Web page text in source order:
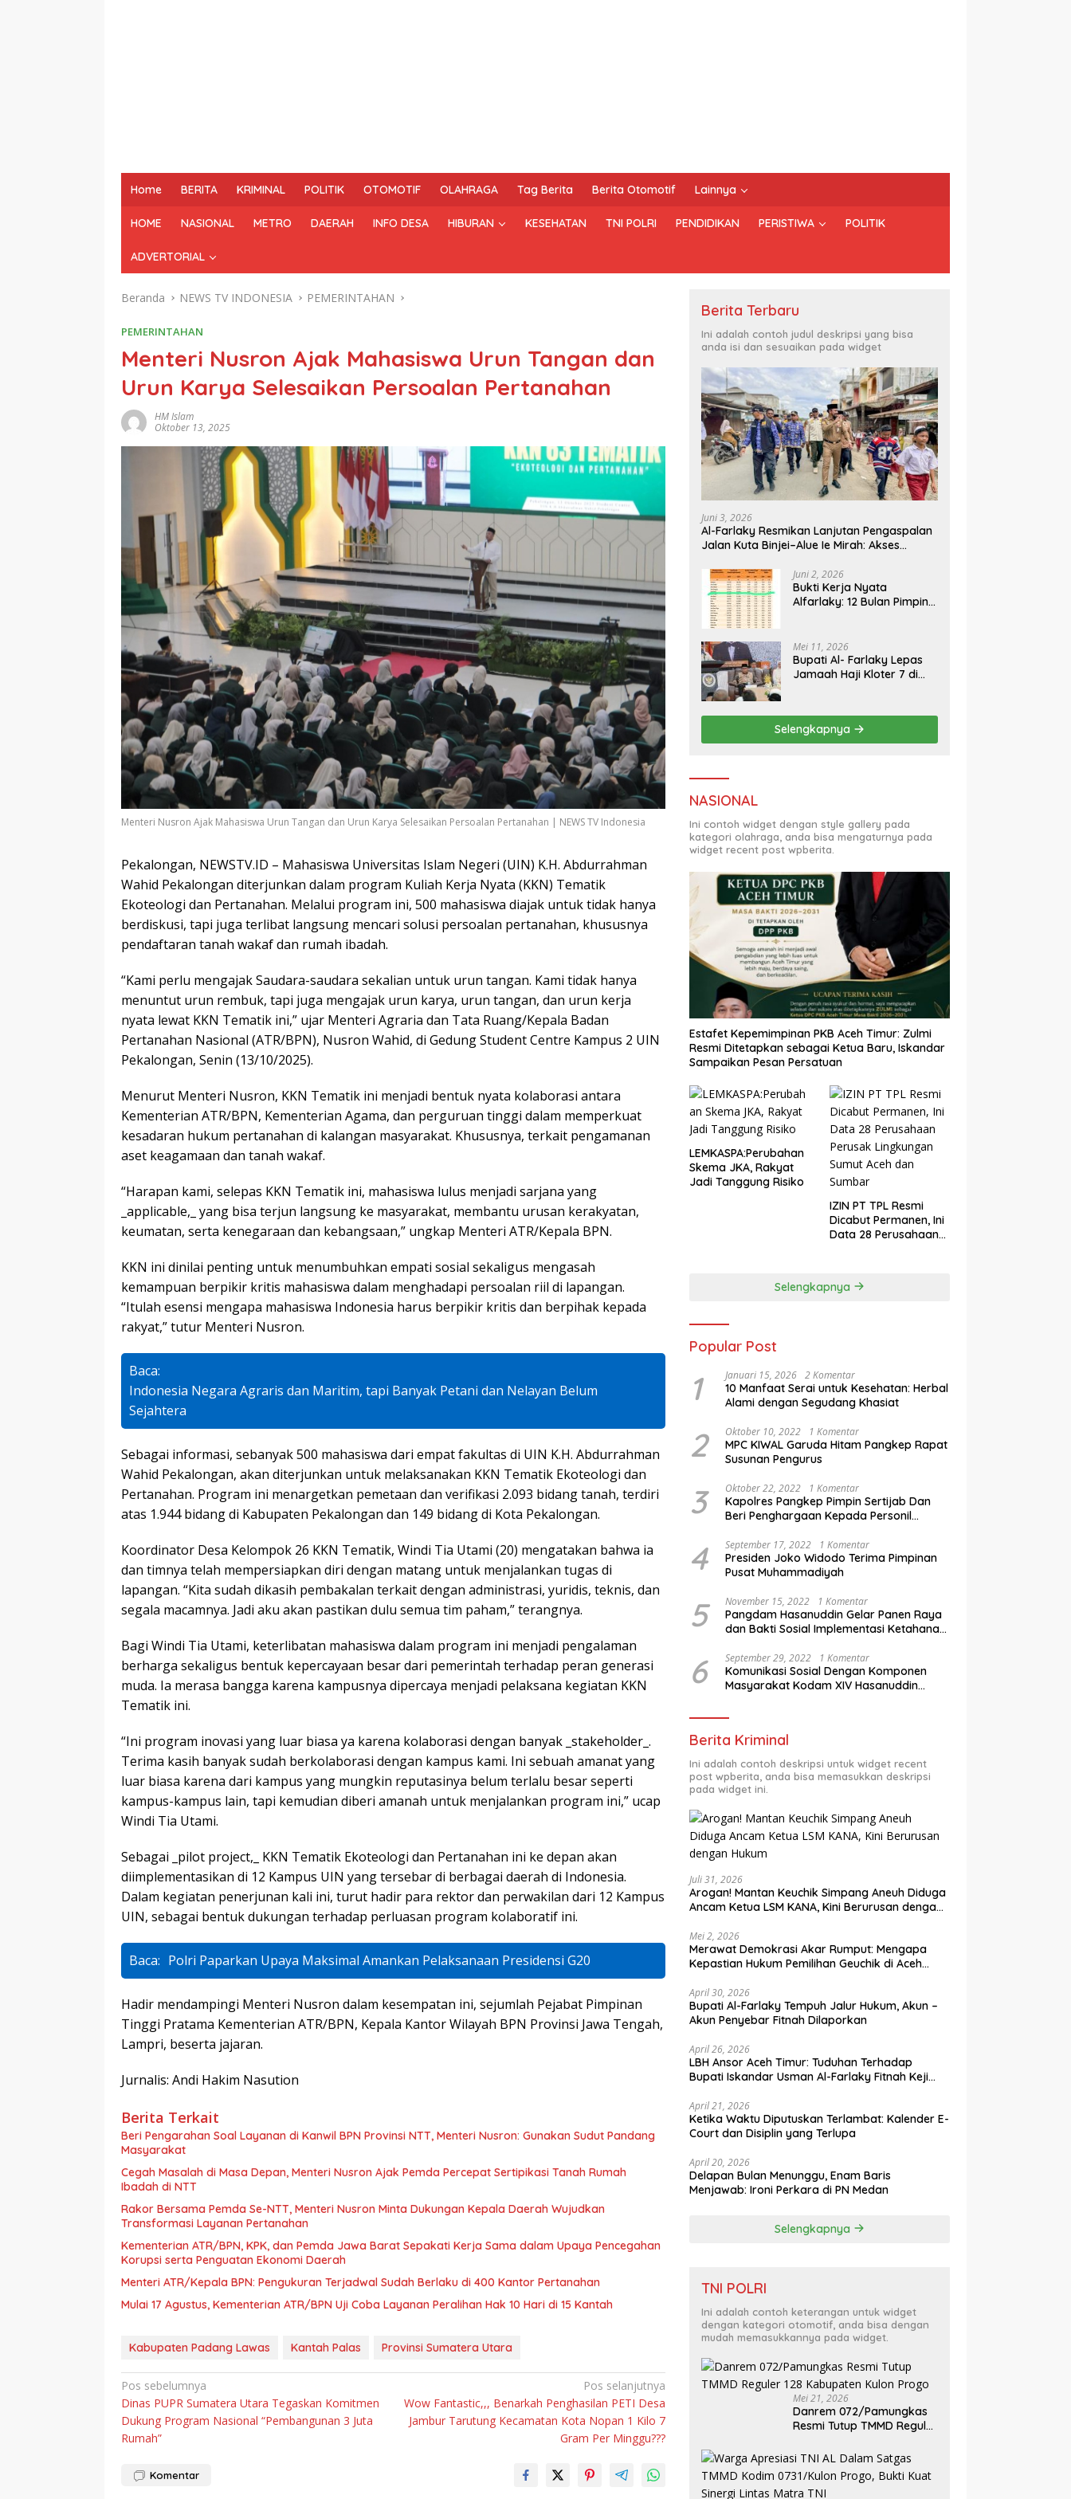
Home BERITA KRIMINAL POLITIK OTOMOTIF OLAHRAGA Tag Berita Berita Otomotif Lainnya
HOME NASIONAL METRO DAERAH INFO DESA HIBURAN KESEHATAN TNI POLRI PENDIDIKAN PERISTIWA POLITIK
ADVERTORIAL
Beranda NEWS TV INDONESIA PEMERINTAHAN
PEMERINTAHAN
Menteri Nusron Ajak Mahasiswa Urun Tangan dan
Urun Karya Selesaikan Persoalan Pertanahan
HM Islam
Oktober 13, 2025
Menteri Nusron Ajak Mahasiswa Urun Tangan dan Urun Karya Selesaikan Persoalan Pertanahan | NEWS TV Indonesia
Pekalongan, NEWSTV.ID – Mahasiswa Universitas Islam Negeri (UIN) K.H. Abdurrahman
Wahid Pekalongan diterjunkan dalam program Kuliah Kerja Nyata (KKN) Tematik
Ekoteologi dan Pertanahan. Melalui program ini, 500 mahasiswa diajak untuk tidak hanya
berdiskusi, tapi juga terlibat langsung mencari solusi persoalan pertanahan, khususnya
pendaftaran tanah wakaf dan rumah ibadah.
“Kami perlu mengajak Saudara-saudara sekalian untuk urun tangan. Kami tidak hanya
menuntut urun rembuk, tapi juga mengajak urun karya, urun tangan, dan urun kerja
nyata lewat KKN Tematik ini,” ujar Menteri Agraria dan Tata Ruang/Kepala Badan
Pertanahan Nasional (ATR/BPN), Nusron Wahid, di Gedung Student Centre Kampus 2 UIN
Pekalongan, Senin (13/10/2025).
Menurut Menteri Nusron, KKN Tematik ini menjadi bentuk nyata kolaborasi antara
Kementerian ATR/BPN, Kementerian Agama, dan perguruan tinggi dalam memperkuat
kesadaran hukum pertanahan di kalangan masyarakat. Khususnya, terkait pengamanan
aset keagamaan dan tanah wakaf.
“Harapan kami, selepas KKN Tematik ini, mahasiswa lulus menjadi sarjana yang
_applicable,_ yang bisa terjun langsung ke masyarakat, membantu urusan kerakyatan,
keumatan, serta kenegaraan dan kebangsaan,” ungkap Menteri ATR/Kepala BPN.
KKN ini dinilai penting untuk menumbuhkan empati sosial sekaligus mengasah
kemampuan berpikir kritis mahasiswa dalam menghadapi persoalan riil di lapangan.
“Itulah esensi mengapa mahasiswa Indonesia harus berpikir kritis dan berpihak kepada
rakyat,” tutur Menteri Nusron.
Baca:
Indonesia Negara Agraris dan Maritim, tapi Banyak Petani dan Nelayan Belum
Sejahtera
Sebagai informasi, sebanyak 500 mahasiswa dari empat fakultas di UIN K.H. Abdurrahman
Wahid Pekalongan, akan diterjunkan untuk melaksanakan KKN Tematik Ekoteologi dan
Pertanahan. Program ini menargetkan pemetaan dan verifikasi 2.093 bidang tanah, terdiri
atas 1.944 bidang di Kabupaten Pekalongan dan 149 bidang di Kota Pekalongan.
Koordinator Desa Kelompok 26 KKN Tematik, Windi Tia Utami (20) mengatakan bahwa ia
dan timnya telah mempersiapkan diri dengan matang untuk menjalankan tugas di
lapangan. “Kita sudah dikasih pembakalan terkait dengan administrasi, yuridis, teknis, dan
segala macamnya. Jadi aku akan pastikan dulu semua tim paham,” terangnya.
Bagi Windi Tia Utami, keterlibatan mahasiswa dalam program ini menjadi pengalaman
berharga sekaligus bentuk kepercayaan besar dari pemerintah terhadap peran generasi
muda. Ia merasa bangga karena kampusnya dipercaya menjadi pelaksana kegiatan KKN
Tematik ini.
“Ini program inovasi yang luar biasa ya karena kolaborasi dengan banyak _stakeholder_.
Terima kasih banyak sudah berkolaborasi dengan kampus kami. Ini sebuah amanat yang
luar biasa karena dari kampus yang mungkin reputasinya belum terlalu besar seperti
kampus-kampus lain, tapi kemudian diberi amanah untuk menjalankan program ini,” ucap
Windi Tia Utami.
Sebagai _pilot project,_ KKN Tematik Ekoteologi dan Pertanahan ini ke depan akan
diimplementasikan di 12 Kampus UIN yang tersebar di berbagai daerah di Indonesia.
Dalam kegiatan penerjunan kali ini, turut hadir para rektor dan perwakilan dari 12 Kampus
UIN, sebagai bentuk dukungan terhadap perluasan program kolaboratif ini.
Baca: Polri Paparkan Upaya Maksimal Amankan Pelaksanaan Presidensi G20
Hadir mendampingi Menteri Nusron dalam kesempatan ini, sejumlah Pejabat Pimpinan
Tinggi Pratama Kementerian ATR/BPN, Kepala Kantor Wilayah BPN Provinsi Jawa Tengah,
Lampri, beserta jajaran.
Jurnalis: Andi Hakim Nasution
Berita Terkait
Beri Pengarahan Soal Layanan di Kanwil BPN Provinsi NTT, Menteri Nusron: Gunakan Sudut Pandang
Masyarakat
Cegah Masalah di Masa Depan, Menteri Nusron Ajak Pemda Percepat Sertipikasi Tanah Rumah
Ibadah di NTT
Rakor Bersama Pemda Se-NTT, Menteri Nusron Minta Dukungan Kepala Daerah Wujudkan
Transformasi Layanan Pertanahan
Kementerian ATR/BPN, KPK, dan Pemda Jawa Barat Sepakati Kerja Sama dalam Upaya Pencegahan
Korupsi serta Penguatan Ekonomi Daerah
Menteri ATR/Kepala BPN: Pengukuran Terjadwal Sudah Berlaku di 400 Kantor Pertanahan
Mulai 17 Agustus, Kementerian ATR/BPN Uji Coba Layanan Peralihan Hak 10 Hari di 15 Kantah
Kabupaten Padang Lawas Kantah Palas Provinsi Sumatera Utara
Navigasi
pos
Pos sebelumnya
Dinas PUPR Sumatera Utara Tegaskan Komitmen
Dukung Program Nasional “Pembangunan 3 Juta
Rumah”
Pos selanjutnya
Wow Fantastic,,, Benarkah Penghasilan PETI Desa
Jambur Tarutung Kecamatan Kota Nopan 1 Kilo 7
Gram Per Minggu???
Komentar
Berita Terbaru
Ini adalah contoh judul deskripsi yang bisa
anda isi dan sesuaikan pada widget
Juni 3, 2026
Al-Farlaky Resmikan Lanjutan Pengaspalan
Jalan Kuta Binjei–Alue Ie Mirah: Akses
Juni 2, 2026
Bukti Kerja Nyata
Alfarlaky: 12 Bulan Pimpin,
Mei 11, 2026
Bupati Al- Farlaky Lepas
Jamaah Haji Kloter 7 di
Selengkapnya
NASIONAL
Ini contoh widget dengan style gallery pada
kategori olahraga, anda bisa mengaturnya pada
widget recent post wpberita.
Estafet Kepemimpinan PKB Aceh Timur: Zulmi
Resmi Ditetapkan sebagai Ketua Baru, Iskandar
Sampaikan Pesan Persatuan
LEMKASPA:Perubahan
Skema JKA, Rakyat
Jadi Tanggung Risiko
IZIN PT TPL Resmi
Dicabut Permanen, Ini
Data 28 Perusahaan
Selengkapnya
Popular Post
1 Januari 15, 2026 2 Komentar
10 Manfaat Serai untuk Kesehatan: Herbal
Alami dengan Segudang Khasiat
2 Oktober 10, 2022 1 Komentar
MPC KIWAL Garuda Hitam Pangkep Rapat
Susunan Pengurus
3 Oktober 22, 2022 1 Komentar
Kapolres Pangkep Pimpin Sertijab Dan
Beri Penghargaan Kepada Personil
4 September 17, 2022 1 Komentar
Presiden Joko Widodo Terima Pimpinan
Pusat Muhammadiyah
5 November 15, 2022 1 Komentar
Pangdam Hasanuddin Gelar Panen Raya
dan Bakti Sosial Implementasi Ketahanan
6 September 29, 2022 1 Komentar
Komunikasi Sosial Dengan Komponen
Masyarakat Kodam XIV Hasanuddin
Berita Kriminal
Ini adalah contoh deskripsi untuk widget recent
post wpberita, anda bisa memasukkan deskripsi
pada widget ini.
Juli 31, 2026
Arogan! Mantan Keuchik Simpang Aneuh Diduga
Ancam Ketua LSM KANA, Kini Berurusan dengan
Mei 2, 2026
Merawat Demokrasi Akar Rumput: Mengapa
Kepastian Hukum Pemilihan Geuchik di Aceh
April 30, 2026
Bupati Al-Farlaky Tempuh Jalur Hukum, Akun –
Akun Penyebar Fitnah Dilaporkan
April 26, 2026
LBH Ansor Aceh Timur: Tuduhan Terhadap
Bupati Iskandar Usman Al-Farlaky Fitnah Keji
April 21, 2026
Ketika Waktu Diputuskan Terlambat: Kalender E-
Court dan Disiplin yang Terlupa
April 20, 2026
Delapan Bulan Menunggu, Enam Baris
Menjawab: Ironi Perkara di PN Medan
Selengkapnya
TNI POLRI
Ini adalah contoh keterangan untuk widget
dengan kategori otomotif, anda bisa dengan
mudah memasukkannya pada widget.
Mei 21, 2026
Danrem 072/Pamungkas
Resmi Tutup TMMD Reguler
Progo